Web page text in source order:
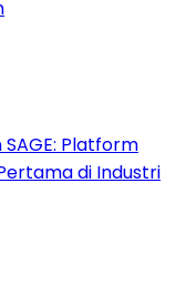
Platform
di Industri